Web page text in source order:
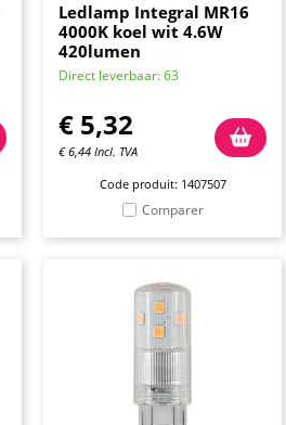
Ledlamp Integral MR16
4000K koel wit 4.6W
420lumen
Direct leverbaar: 63
€ 5,32
€6,44 Incl. TVA
Code produit: 1407507
Comparer